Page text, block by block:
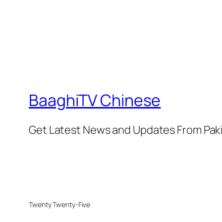
BaaghiTV Chinese
Get Latest News and Updates From
Twenty Twenty-Five